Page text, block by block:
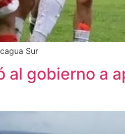
Sur
gobierno a